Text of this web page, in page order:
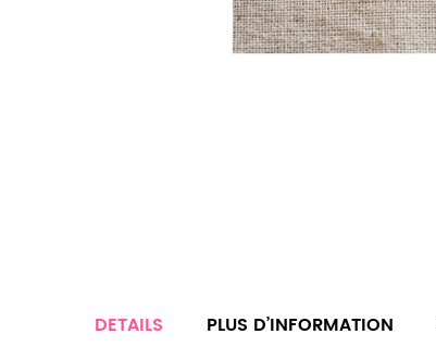
DETAILS PLUS D’INFORMATION